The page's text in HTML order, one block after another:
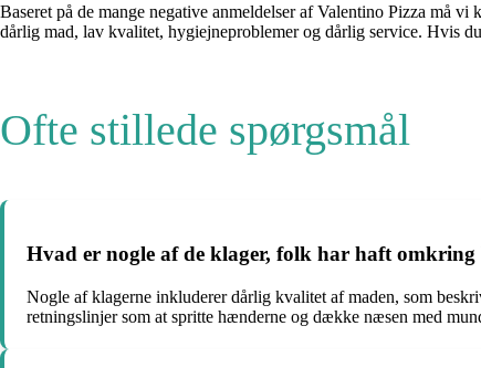
Baseret på de mange negative anmeldelser af Valentino Pizza må
dårlig mad, lav kvalitet, hygiejneproblemer og dårlig service. Hvis
Ofte stillede spørgsmål
Hvad er nogle af de klager, folk har haft omkring
Nogle af klagerne inkluderer dårlig kvalitet af maden, som
retningslinjer som at spritte hænderne og dække næsen med